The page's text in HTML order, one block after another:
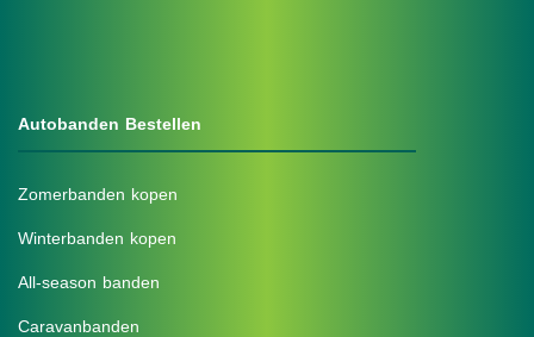
Autobanden Bestellen
Zomerbanden kopen
Winterbanden kopen
All-season banden
Caravanbanden